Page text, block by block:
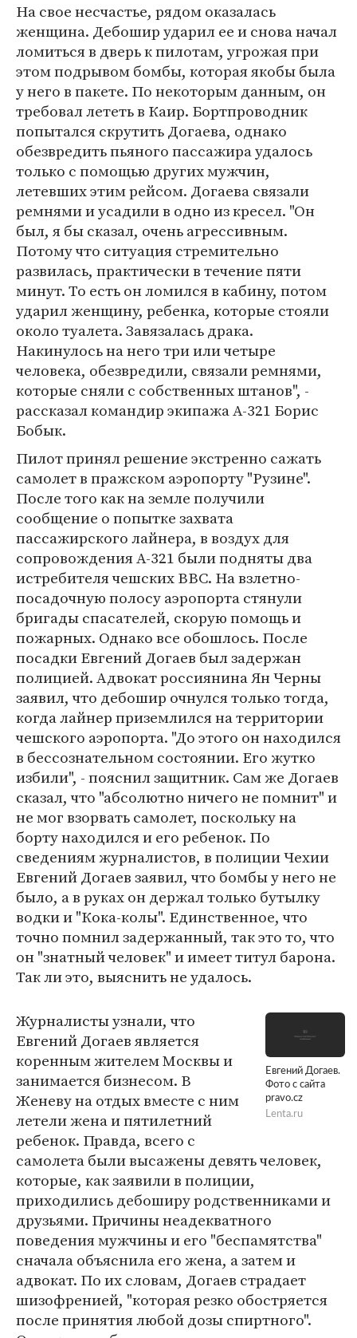
На свое несчастье, рядом оказалась
женщина. Дебошир ударил ее и снова начал
ломиться в дверь к пилотам, угрожая при
этом подрывом бомбы, которая якобы была
у него в пакете. По некоторым данным, он
требовал лететь в Каир. Бортпроводник
попытался скрутить Догаева, однако
обезвредить пьяного пассажира удалось
только с помощью других мужчин,
летевших этим рейсом. Догаева связали
ремнями и усадили в одно из кресел. "Он
был, я бы сказал, очень агрессивным.
Потому что ситуация стремительно
развилась, практически в течение пяти
минут. То есть он ломился в кабину, потом
ударил женщину, ребенка, которые стояли
около туалета. Завязалась драка.
Накинулось на него три или четыре
человека, обезвредили, связали ремнями,
которые сняли с собственных штанов", -
рассказал командир экипажа А-321 Борис
Бобык.
Пилот принял решение экстренно сажать
самолет в пражском аэропорту "Рузине".
После того как на земле получили
сообщение о попытке захвата
пассажирского лайнера, в воздух для
сопровождения А-321 были подняты два
истребителя чешских ВВС. На взлетно-
посадочную полосу аэропорта стянули
бригады спасателей, скорую помощь и
пожарных. Однако все обошлось. После
посадки Евгений Догаев был задержан
полицией. Адвокат россиянина Ян Черны
заявил, что дебошир очнулся только тогда,
когда лайнер приземлился на территории
чешского аэропорта. "До этого он находился
в бессознательном состоянии. Его жутко
избили", - пояснил защитник. Сам же Догаев
сказал, что "абсолютно ничего не помнит" и
не мог взорвать самолет, поскольку на
борту находился и его ребенок. По
сведениям журналистов, в полиции Чехии
Евгений Догаев заявил, что бомбы у него не
было, а в руках он держал только бутылку
водки и "Кока-колы". Единственное, что
точно помнил задержанный, так это то, что
он "знатный человек" и имеет титул барона.
Так ли это, выяснить не удалось.
Евгений Догаев.
Фото с сайта
pravo.cz
Lenta.ru
Журналисты узнали, что
Евгений Догаев является
коренным жителем Москвы и
занимается бизнесом. В
Женеву на отдых вместе с ним
летели жена и пятилетний
ребенок. Правда, всего с
самолета были высажены девять человек,
которые, как заявили в полиции,
приходились дебоширу родственниками и
друзьями. Причины неадекватного
поведения мужчины и его "беспамятства"
сначала объяснила его жена, а затем и
адвокат. По их словам, Догаев страдает
шизофренией, "которая резко обостряется
после принятия любой дозы спиртного".